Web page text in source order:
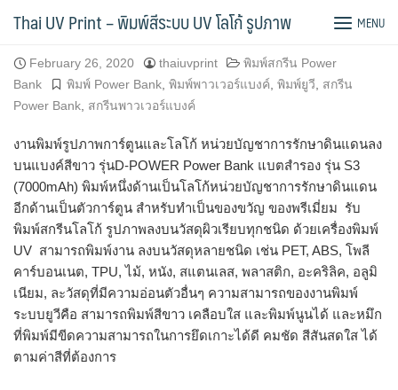
Thai UV Print – พิมพ์สีระบบ UV โลโก้ รูปภาพ MENU
พิมพ์โลโก้การ์ตูน D-POWER Power Bank
February 26, 2020 thaiuvprint
พิมพ์สกรีน Power
Bank
พิมพ์ Power Bank พิมพ์พาวเวอร์แบงค์ พิมพ์ยูวี
สกรีน
Power Bank สกรีนพาวเวอร์แบงค์
งานพิมพ์รูปภาพการ์ตูนและโลโก้ หน่วยบัญชาการรักษาดินแดนลง
บนแบงค์สีขาว รุ่นD-POWER Power Bank แบตสำรอง รุ่น S3
(7000mAh) พิมพ์หนึ่งด้านเป็นโลโก้หน่วยบัญชาการรักษาดินแดน
อีกด้านเป็นตัวการ์ตูน สำหรับทำเป็นของขวัญ ของพรีเมี่ยม รับ
พิมพ์สกรีนโลโก้ รูปภาพลงบนวัสดุผิวเรียบทุกชนิด ด้วยเครื่องพิมพ์
UV สามารถพิมพ์งาน ลงบนวัสดุหลายชนิด เช่น PET, ABS, โพลี
คาร์บอนเนต, TPU, ไม้, หนัง, สแตนเลส, พลาสติก, อะคริลิค, อลูมิ
เนียม, ละวัสดุที่มีความอ่อนตัวอื่นๆ ความสามารถของงานพิมพ์
ระบบยูวีคือ สามารถพิมพ์สีขาว เคลือบใส และพิมพ์นูนได้ และหมึก
ที่พิมพ์มีขีดความสามารถในการยึดเกาะได้ดี คมชัด สีสันสดใส ได้
ตามค่าสีที่ต้องการ